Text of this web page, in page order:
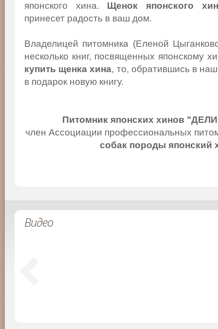
японского хина. Щенок японского
принесет радость в ваш дом.
Владелицей питомника (Еленой
несколько книг, посвященных японскому
купить щенка хина, то, обратившись в
в подарок новую книгу.
Питомник японских хинов
член Ассоциации профессиональных
собак породы японский
Видео